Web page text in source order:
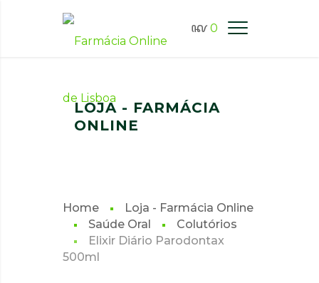
0
FARMÁCIA ONLINE LISBOA
LOJA - FARMÁCIA
ONLINE
Home
Loja - Farmácia Online
Saúde Oral
Colutórios
Elixir Diário Parodontax
500ml